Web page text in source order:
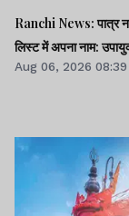
Ranchi News: पात्र
लिस्ट में अपना नाम:
Aug 06, 2026 08:39